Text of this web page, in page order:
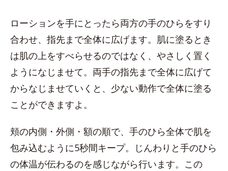
ローションを手にとったら両方の手のひらをすり
合わせ、指先まで全体に広げます。肌に塗るとき
は肌の上をすべらせるのではなく、やさしく置く
ようになじませて。両手の指先まで全体に広げて
からなじませていくと、少ない動作で全体に塗る
ことができますよ。
頬の内側・外側・額の順で、手のひら全体で肌を
包み込むように5秒間キープ。じんわりと手のひら
の体温が伝わるのを感じながら行います。この